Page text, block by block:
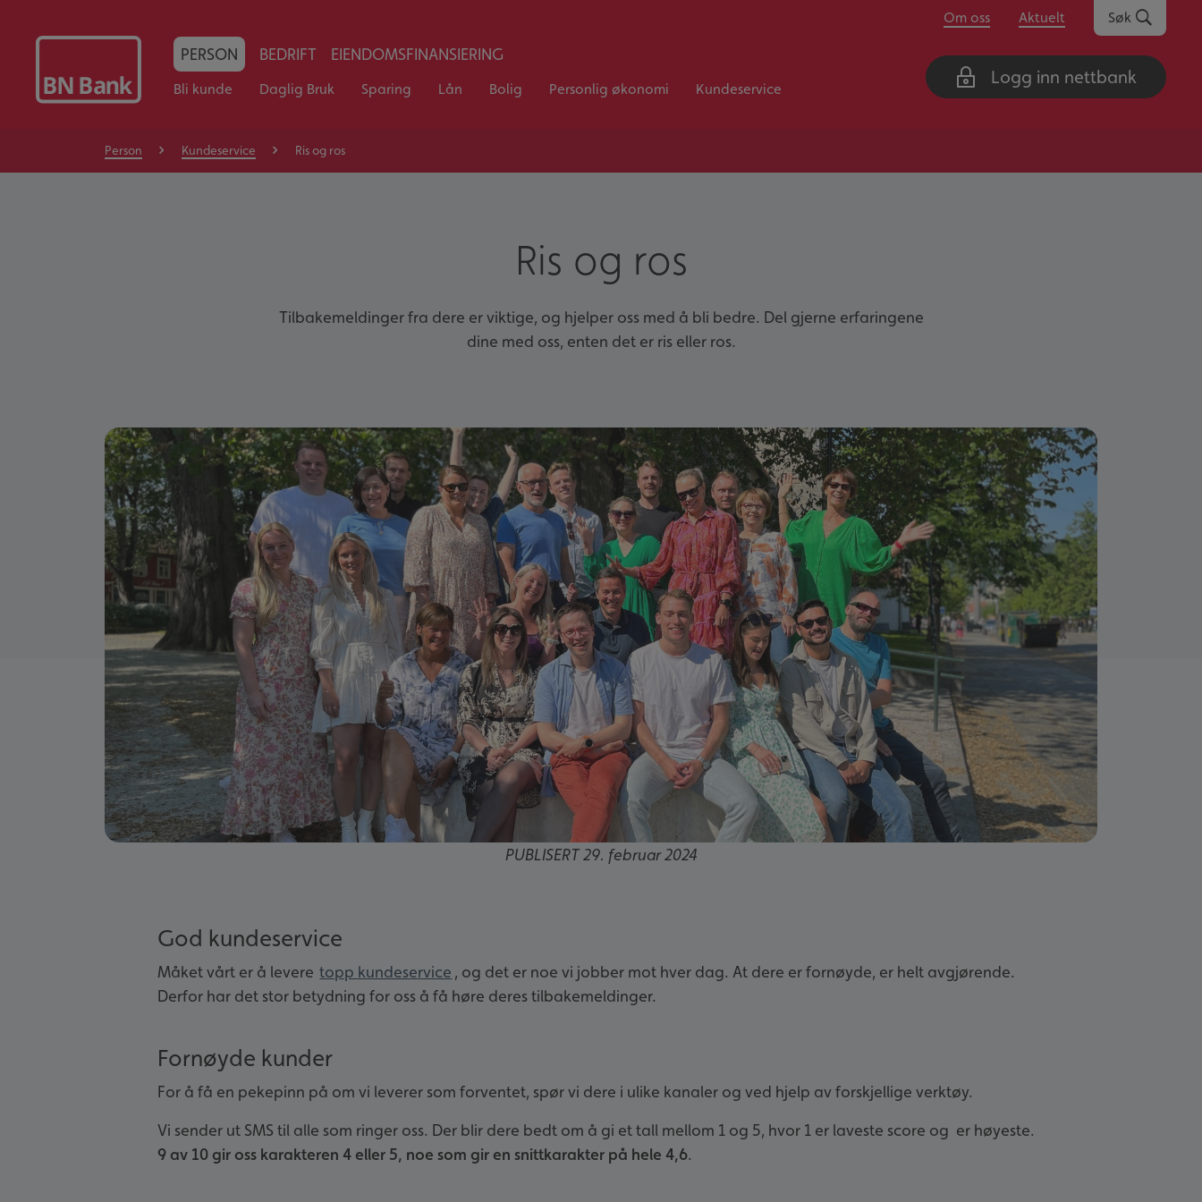
Om oss Aktuelt Søk
PERSON BEDRIFT EIENDOMSFINANSIERING
Bli kunde Daglig Bruk Sparing Lån Bolig Personlig økonomi Kundeservice
Logg inn nettbank
Person Kundeservice Ris og ros
Ris og ros
Tilbakemeldinger fra dere er viktige, og hjelper oss med å bli bedre. Del gjerne erfaringene
dine med oss, enten det er ris eller ros.
PUBLISERT29. februar 2024
God kundeservice
Måket vårt er å levere topp kundeservice , og det er noe vi jobber mot hver dag. At dere er fornøyde, er helt avgjørende.
Derfor har det stor betydning for oss å få høre deres tilbakemeldinger.
Fornøyde kunder
For å få en pekepinn på om vi leverer som forventet, spør vi dere i ulike kanaler og ved hjelp av forskjellige verktøy.
Vi sender ut SMS til alle som ringer oss. Der blir dere bedt om å gi et tall mellom 1 og 5, hvor 1 er laveste score og er høyeste.
9 av 10 gir oss karakteren 4 eller 5, noe som gir en snittkarakter på hele 4,6.